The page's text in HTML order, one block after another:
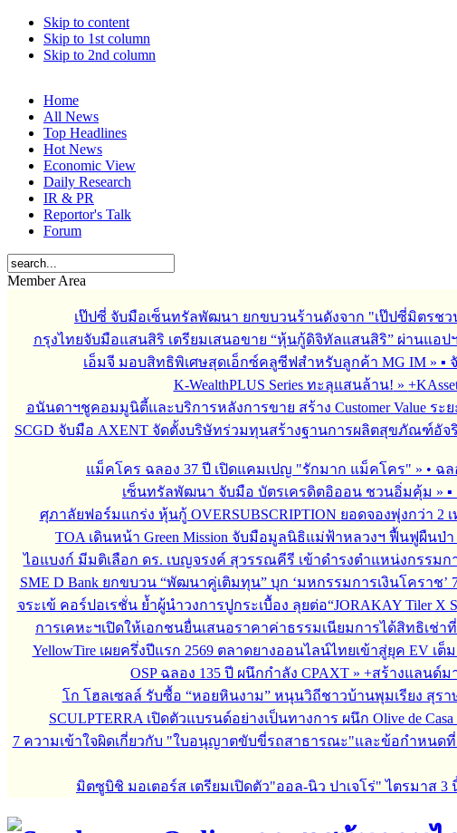
Skip to content
Skip to 1st column
Skip to 2nd column
Home
All News
Top Headlines
Hot News
Economic View
Daily Research
IR & PR
Reportor's Talk
Forum
Member Area
เป๊ปซี่ จับมือเซ็นทรัลพัฒนา ยกขบวนร้านดังจาก "เป๊ปซี่มิตรช
กรุงไทยจับมือแสนสิริ เตรียมเสนอขาย “หุ้นกู้ดิจิทัลแสนสิริ” ผ่านแอปฯ
เอ็มจี มอบสิทธิพิเศษสุดเอ็กซ์คลูซีฟสำหรับลูกค้า MG IM » ▪︎
K-WealthPLUS Series ทะลุแสนล้าน! »
อนันดาฯชูคอมมูนิตี้และบริการหลังการขาย สร้าง Customer Value ระย
SCGD จับมือ AXENT จัดตั้งบริษัทร่วมทุนสร้างฐานการผลิตสุขภัณฑ์อัจ
แม็คโคร ฉลอง 37 ปี เปิดแคมเปญ "รักมาก แม็คโคร" » • ฉ
เซ็นทรัลพัฒนา จับมือ บัตรเครดิตอิออน ชวนอิ่มคุ้ม »
ศุภาลัยฟอร์มแกร่ง หุ้นกู้ OVERSUBSCRIPTION ยอดจองพุ่งกว่า 2 เ
TOA เดินหน้า Green Mission จับมือมูลนิธิแม่ฟ้าหลวงฯ ฟื้นฟูผืนป่า
ไอแบงก์ มีมติเลือก ดร. เบญจรงค์ สุวรรณคีรี เข้าดำรงตำแหน่งกรรมก
SME D Bank ยกขบวน “พัฒนาคู่เติมทุน” บุก ‘มหกรรมการเงินโคราช’
จระเข้ คอร์ปอเรชั่น ย้ำผู้นำวงการปูกระเบื้อง ลุยต่อ“JORAKAY Tiler X
การเคหะฯเปิดให้เอกชนยื่นเสนอราคาค่าธรรมเนียมการได้สิทธิเช่า
YellowTire เผยครึ่งปีแรก 2569 ตลาดยางออนไลน์ไทยเข้าสู่ยุค EV เต็
OSP ฉลอง 135 ปี ผนึกกำลัง CPAXT » +สร้างแลนด์ม
โก โฮลเซลล์ รับซื้อ “หอยหินงาม” หนุนวิถีชาวบ้านพุมเรียง สุรา
SCULPTERRA เปิดตัวแบรนด์อย่างเป็นทางการ ผนึก Olive de Casa
7 ความเข้าใจผิดเกี่ยวกับ "ใบอนุญาตขับขี่รถสาธารณะ"และข้อกำหนด
มิตซูบิชิ มอเตอร์ส เตรียมเปิดตัว"ออล-นิว ปาเจโร่" ไตรมาส 3